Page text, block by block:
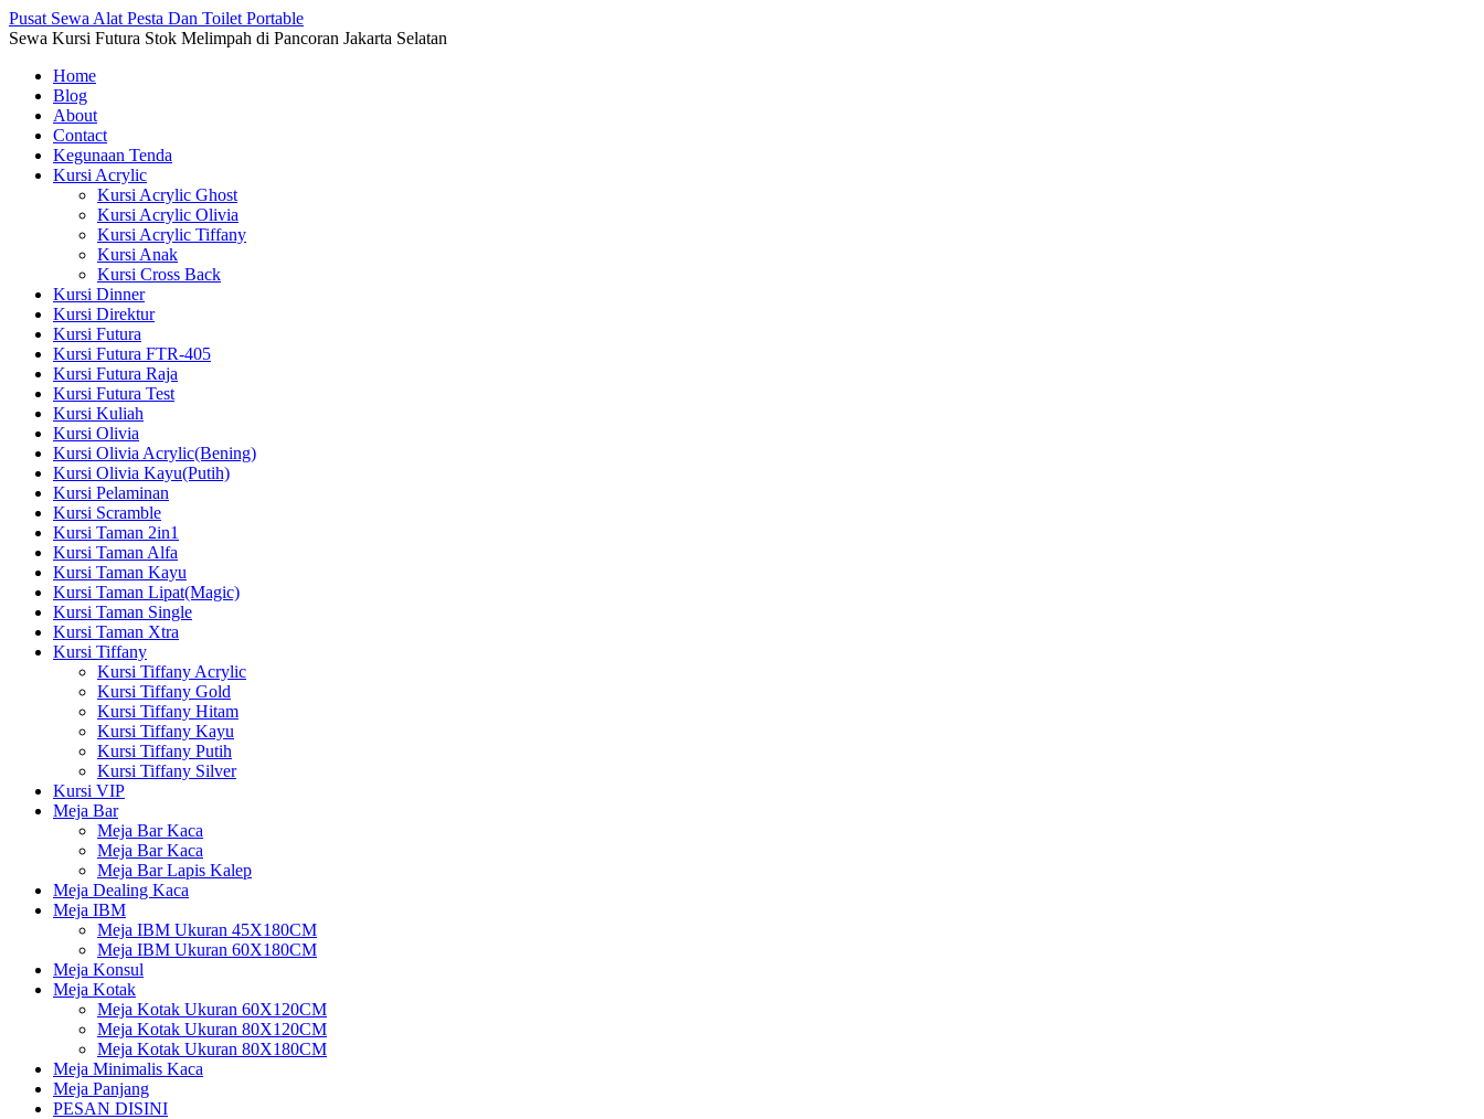
Pusat Sewa Alat Pesta Dan Toilet Portable
Sewa Kursi Futura Stok Melimpah di Pancoran Jakarta Selatan
Home
Blog
About
Contact
Kegunaan Tenda
Kursi Acrylic
Kursi Acrylic Ghost
Kursi Acrylic Olivia
Kursi Acrylic Tiffany
Kursi Anak
Kursi Cross Back
Kursi Dinner
Kursi Direktur
Kursi Futura
Kursi Futura FTR-405
Kursi Futura Raja
Kursi Futura Test
Kursi Kuliah
Kursi Olivia
Kursi Olivia Acrylic(Bening)
Kursi Olivia Kayu(Putih)
Kursi Pelaminan
Kursi Scramble
Kursi Taman 2in1
Kursi Taman Alfa
Kursi Taman Kayu
Kursi Taman Lipat(Magic)
Kursi Taman Single
Kursi Taman Xtra
Kursi Tiffany
Kursi Tiffany Acrylic
Kursi Tiffany Gold
Kursi Tiffany Hitam
Kursi Tiffany Kayu
Kursi Tiffany Putih
Kursi Tiffany Silver
Kursi VIP
Meja Bar
Meja Bar Kaca
Meja Bar Kaca
Meja Bar Lapis Kalep
Meja Dealing Kaca
Meja IBM
Meja IBM Ukuran 45X180CM
Meja IBM Ukuran 60X180CM
Meja Konsul
Meja Kotak
Meja Kotak Ukuran 60X120CM
Meja Kotak Ukuran 80X120CM
Meja Kotak Ukuran 80X180CM
Meja Minimalis Kaca
Meja Panjang
PESAN DISINI